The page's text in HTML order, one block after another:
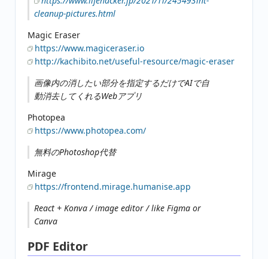
cleanup-pictures.html
Magic Eraser
https://www.magiceraser.io
http://kachibito.net/useful-resource/magic-eraser
画像内の消したい部分を指定するだけでAIで自
動消去してくれるWebアプリ
Photopea
https://www.photopea.com/
無料のPhotoshop代替
Mirage
https://frontend.mirage.humanise.app
React + Konva / image editor / like Figma or
Canva
PDF Editor